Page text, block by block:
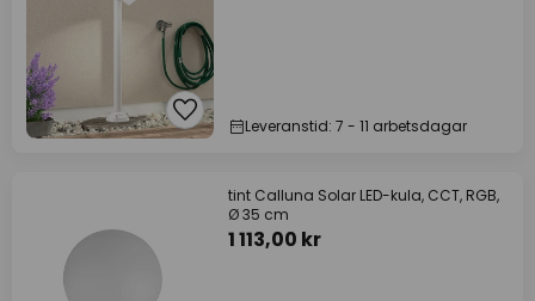
Leveranstid: 7 - 11 arbetsdagar
tint Calluna Solar LED-kula, CCT, RGB,
Ø 35 cm
1 113,00 kr